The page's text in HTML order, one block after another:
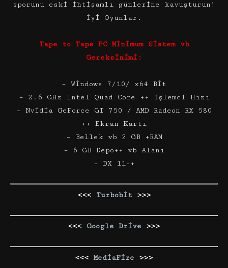
sporunu eski ihtişamlı günlerine kavuşturun!
İyi Oyunlar.
Tape to Tape PC Minimum Sistem vb
Gereksinimi:
– Windows 7/10/ x64 Bit
– 2.6 GHz Intel Quad Core ++ İşlemci Hızı
– Nvidia GeForce GT 750 / AMD Radeon RX 580
++ Ekran Kartı
– Bellek vb 2 GB +RAM
– 6 GB Depo++ vb Alanı
– DX 11++
<<< Turbobit >>>
<<< Google Drive >>>
<<< MediaFire >>>